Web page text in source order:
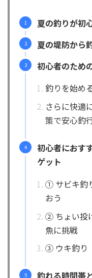
夏の釣りが初
夏の堤防から
初心者のため
釣りを始め
さらに快適
策で安心釣
初心者におす
ゲット
① サビキ釣
おう
② ちょい投
魚に挑戦
③ ウキ釣り
釣れる時間帯